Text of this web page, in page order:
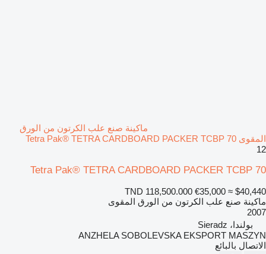
ماكينة صنع علب الكرتون من الورق
المقوى Tetra Pak® TETRA CARDBOARD PACKER TCBP 70
12
Tetra Pak® TETRA CARDBOARD PACKER TCBP 70
TND 118,500.000 €35,000 ≈ $40,440
ماكينة صنع علب الكرتون من الورق المقوى
2007
بولندا، Sieradz
ANZHELA SOBOLEVSKA EKSPORT MASZYN
الاتصال بالبائع